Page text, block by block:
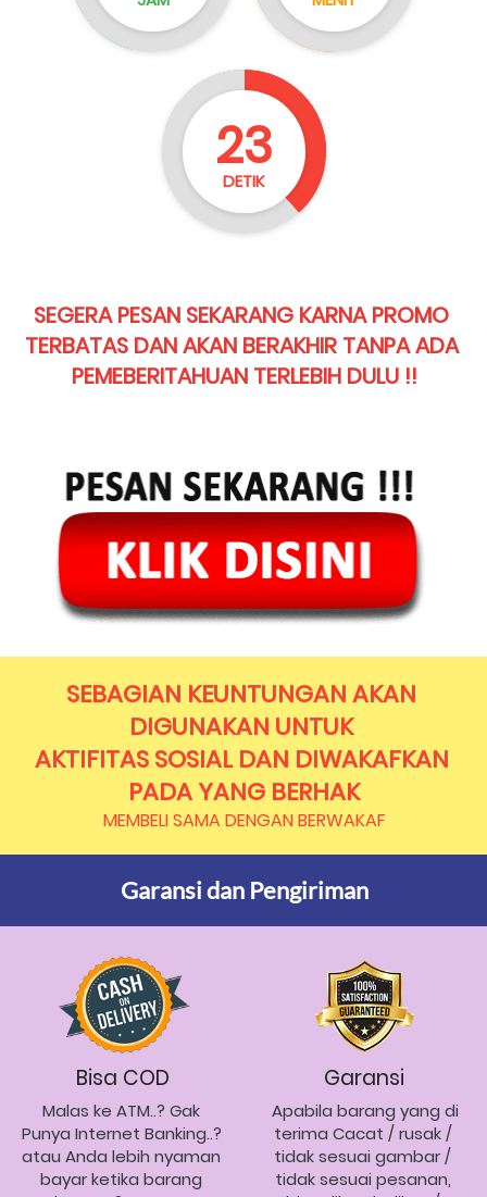
22
DETIK
SEGERA PESAN SEKARANG KARNA PROMO
TERBATAS DAN AKAN BERAKHIR TANPA ADA
PEMEBERITAHUAN TERLEBIH DULU !!
SEBAGIAN KEUNTUNGAN AKAN
DIGUNAKAN UNTUK
AKTIFITAS SOSIAL DAN DIWAKAFKAN
PADA YANG BERHAK
MEMBELI SAMA DENGAN BERWAKAF
Garansi dan Pengiriman
Bisa COD
Malas ke ATM..? Gak
Punya Internet Banking..?
atau Anda lebih nyaman
bayar ketika barang
Garansi
Apabila barang yang di
terima Cacat / rusak /
tidak sesuai gambar /
tidak sesuai pesanan,